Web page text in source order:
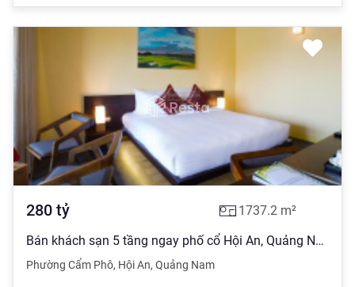
280 tỷ 1737.2 m²
Bán khách sạn 5 tầng ngay phố cổ Hội An, Quảng Nam 0932 560 ***
Phường Cẩm Phô, Hội An, Quảng Nam